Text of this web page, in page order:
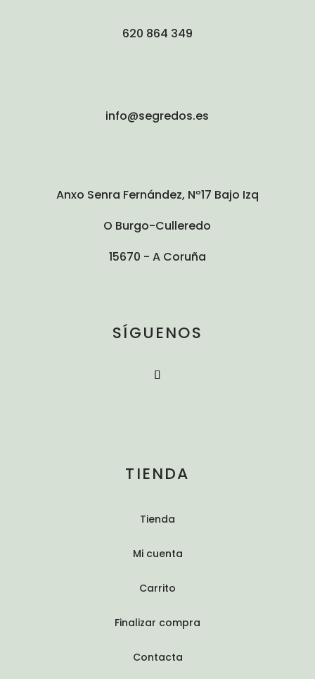
620 864 349
info@segredos.es
Anxo Senra Fernández, Nº17 Bajo Izq
O Burgo-Culleredo
15670 - A Coruña
SÍGUENOS
TIENDA
Tienda
Mi cuenta
Carrito
Finalizar compra
Contacta